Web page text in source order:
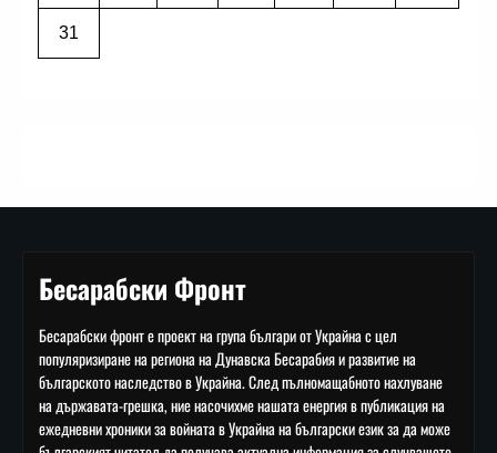
31
Бесарабски Фронт
Бесарабски фронт е проект на група българи от Украйна с цел
популяризиране на региона на Дунавска Бесарабия и развитие на
българското наследство в Украйна. След пълномащабното нахлуване
на държавата-грешка, ние насочихме нашата енергия в публикация на
ежедневни хроники за войната в Украйна на български език за да може